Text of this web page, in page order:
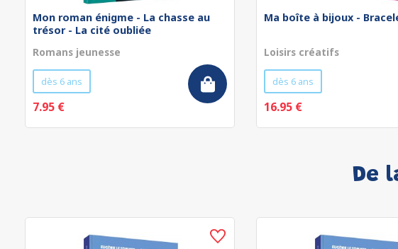
Mon roman énigme - La chasse au
trésor - La cité oubliée
Romans jeunesse
dès 6 ans
7.95 €
Ma boîte à bijoux -
Loisirs créatifs
dès 6 ans
16.95 €
De